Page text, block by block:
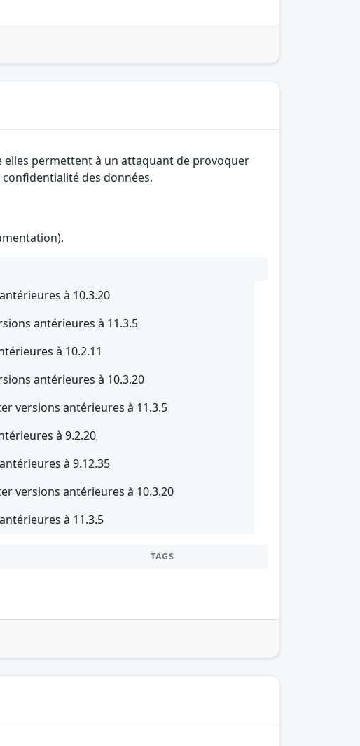
elles permettent à un attaquant de provoquer
des données.
à 10.3.20
antérieures à 11.3.5
à 10.2.11
antérieures à 10.3.20
versions antérieures à 11.3.5
à 9.2.20
à 9.12.35
versions antérieures à 10.3.20
à 11.3.5
TAGS